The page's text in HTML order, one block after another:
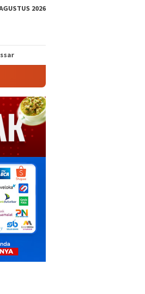
2026